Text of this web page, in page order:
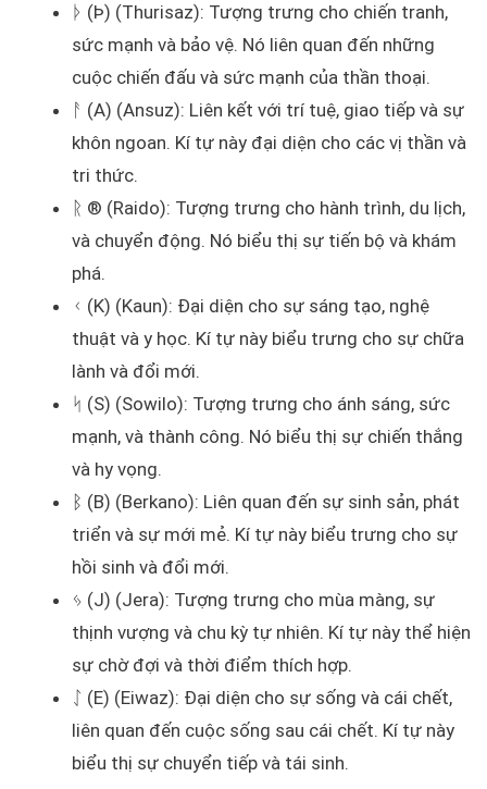
ᚦ (Þ) (Thurisaz): Tượng trưng cho chiến tranh,
sức mạnh và bảo vệ. Nó liên quan đến những
cuộc chiến đấu và sức mạnh của thần thoại.
ᚨ (A) (Ansuz): Liên kết với trí tuệ, giao tiếp và sự
khôn ngoan. Kí tự này đại diện cho các vị thần và
tri thức.
ᚱ ® (Raido): Tượng trưng cho hành trình, du lịch,
và chuyển động. Nó biểu thị sự tiến bộ và khám
phá.
ᚲ (K) (Kaun): Đại diện cho sự sáng tạo, nghệ
thuật và y học. Kí tự này biểu trưng cho sự chữa
lành và đổi mới.
ᛋ (S) (Sowilo): Tượng trưng cho ánh sáng, sức
mạnh, và thành công. Nó biểu thị sự chiến thắng
và hy vọng.
ᛒ (B) (Berkano): Liên quan đến sự sinh sản, phát
triển và sự mới mẻ. Kí tự này biểu trưng cho sự
hồi sinh và đổi mới.
ᛃ (J) (Jera): Tượng trưng cho mùa màng, sự
thịnh vượng và chu kỳ tự nhiên. Kí tự này thể hiện
sự chờ đợi và thời điểm thích hợp.
ᛇ (E) (Eiwaz): Đại diện cho sự sống và cái chết,
liên quan đến cuộc sống sau cái chết. Kí tự này
biểu thị sự chuyển tiếp và tái sinh.